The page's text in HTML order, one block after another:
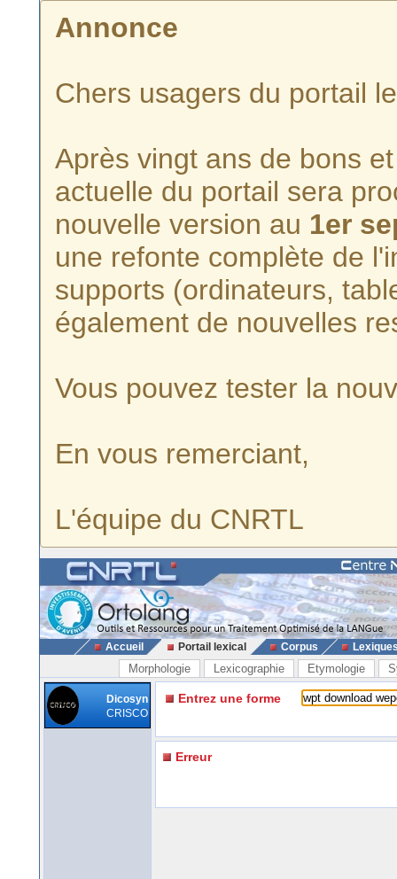
Annonce
Chers usagers du portail
Après vingt ans de bons
actuelle du portail sera
nouvelle version au 1er
une refonte complète de
supports (ordinateurs,
également de nouvelles
Vous pouvez tester la
En vous remerciant,
L'équipe du CNRTL
Accueil Portail lexical Corpus
Morphologie Lexicographie Etymologie
Dicosyn
CRISCO
Entrez une forme
Erreur